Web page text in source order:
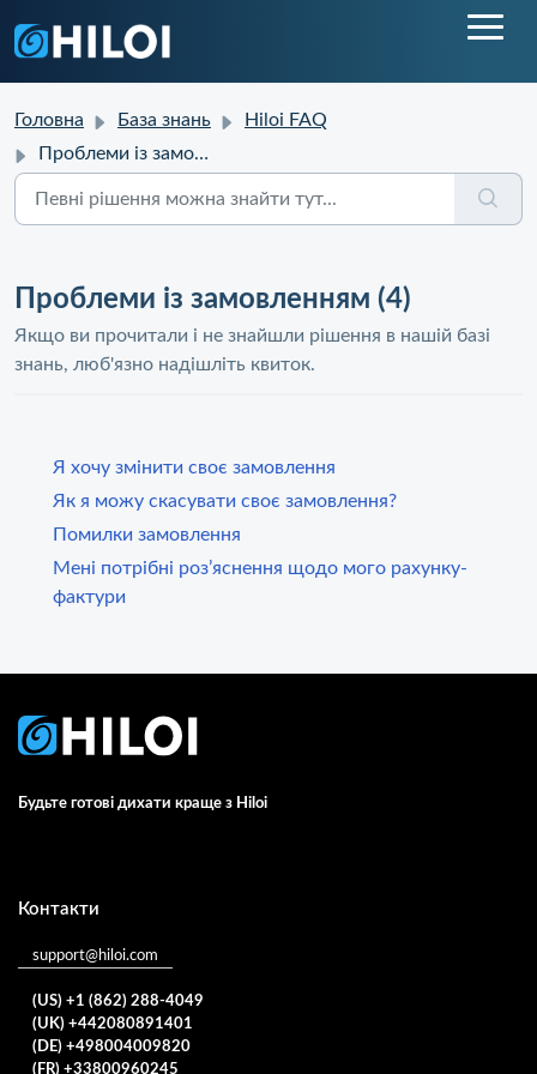
Головна База знань
Hiloi FAQ
Проблеми із замовленням
Проблеми із замовленням (4)
Якщо ви прочитали і не знайшли рішення в нашій базі
знань, люб'язно надішліть квиток.
Я хочу змінити своє замовлення
Як я можу скасувати своє замовлення?
Помилки замовлення
Мені потрібні роз’яснення щодо мого рахунку-
фактури
Будьте готові дихати краще з Hiloi
Контакти
support@hiloi.com
(US) +1 (862) 288-4049
(UK) +442080891401
(DE) +498004009820
(FR) +33800960245